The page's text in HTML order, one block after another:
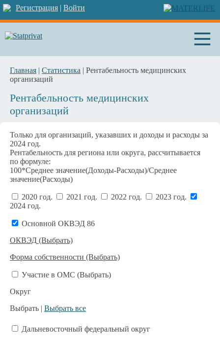
Регистрация | Войти
Главная | Статистика | Рентабельность медицинских
организаций
Рентабельность медицинских
организаций
Только для организаций, указавших и доходы и расходы за
2024 год.
Рентабельность для региона или округа, рассчитывается
по формуле:
100*Среднее значение(Доходы-Расходы)/Среднее
значение(Расходы)
2020 год. 2021 год. 2022 год.
2023 год.
2024 год.
Основной ОКВЭД 86
ОКВЭД (Выбрать)
Форма собственности (Выбрать)
Участие в ОМС (Выбрать)
Округ
Выбрать | Выбрать все
Дальневосточный федеральный округ